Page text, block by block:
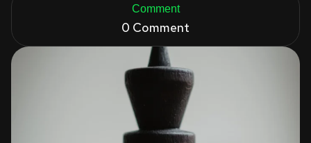
Comment
0 Comment